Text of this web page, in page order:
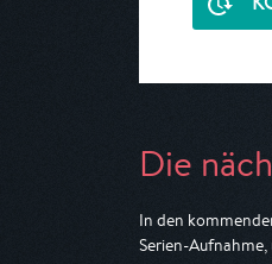
Die
In den
Serien-Aufnahme,